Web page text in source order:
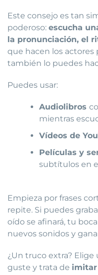
Este consejo es tan
poderoso: escucha
la pronunciación, el
que hacen los actores
también lo puedes
Puedes usar:
Audiolibros
mientras
Vídeos de
Películas y
subtítulos en
Empieza por frases
repite. Si puedes
oído se afinará, tu
nuevos sonidos y
¿Un truco extra?
guste y trata de imitar